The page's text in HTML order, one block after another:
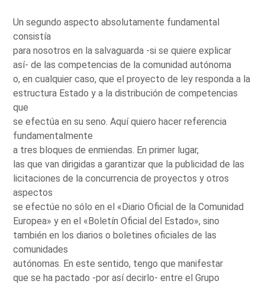
Un segundo aspecto absolutamente fundamental
consistía
para nosotros en la salvaguarda -si se quiere explicar
así- de las competencias de la comunidad autónoma
o, en cualquier caso, que el proyecto de ley responda a la
estructura Estado y a la distribución de competencias
que
se efectúa en su seno. Aquí quiero hacer referencia
fundamentalmente
a tres bloques de enmiendas. En primer lugar,
las que van dirigidas a garantizar que la publicidad de las
licitaciones de la concurrencia de proyectos y otros
aspectos
se efectúe no sólo en el «Diario Oficial de la Comunidad
Europea» y en el «Boletín Oficial del Estado», sino
también en los diarios o boletines oficiales de las
comunidades
autónomas. En este sentido, tengo que manifestar
que se ha pactado -por así decirlo- entre el Grupo